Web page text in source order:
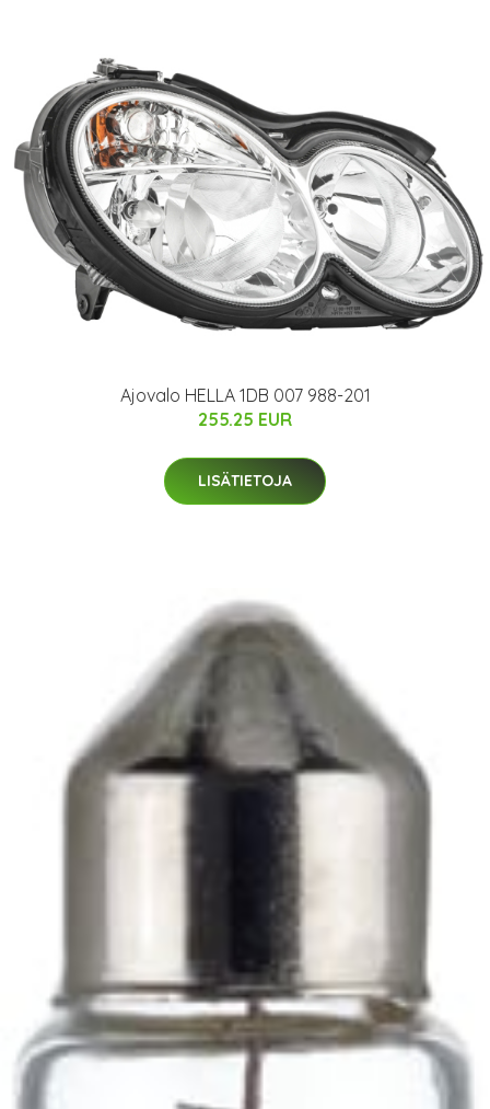
Ajovalo HELLA 1DB 007 988-201
255.25 EUR
LISÄTIETOJA